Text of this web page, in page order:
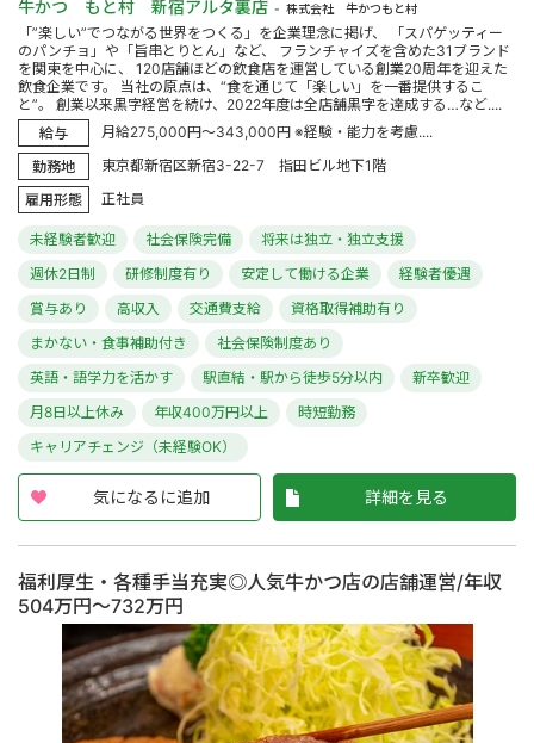
牛かつ もと村 新宿アルタ裏店 株式会社 牛かつもと村
「”楽しい”でつながる世界をつくる」を企業理念に掲げ、 「スパゲッティー
のパンチョ」や「旨串とりとん」など、 フランチャイズを含めた31ブランド
を関東を中心に、 120店舗ほどの飲食店を運営している創業20周年を迎えた
飲食企業です。 当社の原点は、“食を通じて「楽しい」を一番提供するこ
と”。 創業以来黒字経営を続け、2022年度は全店舗黒字を達成する…など....
給与
月給275,000円～343,000円 ※経験・能力を考慮....
勤務地
東京都新宿区新宿3-22-7 指田ビル地下1階
雇用形態
正社員
未経験者歓迎 社会保険完備
将来は独立・独立支援
週休2日制
研修制度有り 安定して働ける企業
経験者優遇
賞与あり
高収入 交通費支給
資格取得補助有り
まかない・食事補助付き
社会保険制度あり
英語・語学力を活かす
駅直結・駅から徒歩5分以内
新卒歓迎
月8日以上休み
年収400万円以上
時短勤務
キャリアチェンジ（未経験OK）
気になるに追加 詳細を見る
福利厚生・各種手当充実◎人気牛かつ店の店舗運営/年収
504万円～732万円